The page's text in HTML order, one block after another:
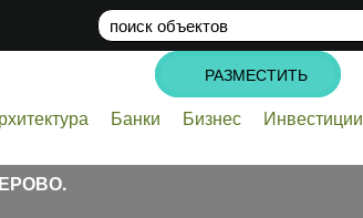
РАЗМЕСТИТЬ
поискобъектов
Банки Бизнес Инвестиции